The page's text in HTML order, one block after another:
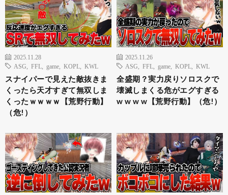
2025.11.28
ASG
FFL game KOPL KWL
スナイパーで見えた敵抜きま
くったら天才すぎて無双しま
くったｗｗｗｗ【荒野行動】
（危!）
2025.11.26
ASG
FFL game KOPL KWL
全盛期？実力戻りソロスクで
壊滅しまくる危がエグすぎる
w w w w【荒野行動】（危!）